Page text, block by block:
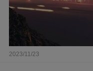
2023/11/23